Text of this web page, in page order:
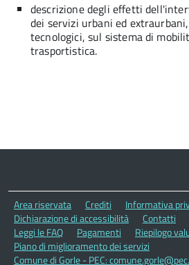
descrizione degli effetti
dei servizi urbani ed
tecnologici, sul sistema di
trasportistica.
Area riservata Crediti Informativa
Dichiarazione di accessibilità
Contatti
Leggi le FAQ
Pagamenti
Riepilogo
Piano di miglioramento dei servizi
Comune di Gorle - PEC: